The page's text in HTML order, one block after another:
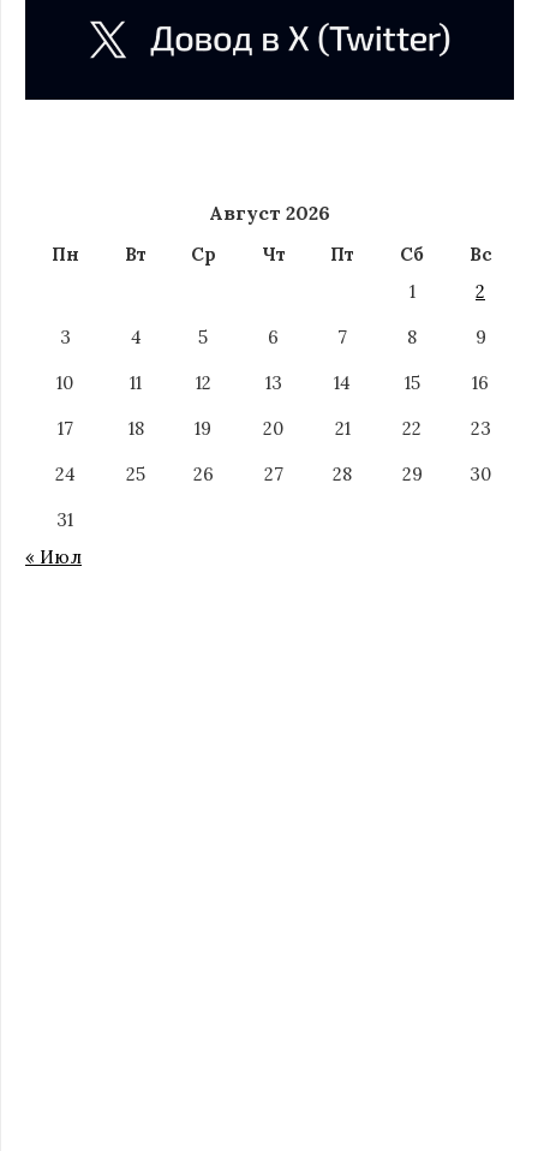
Август 2026
Пн Вт Ср Чт Пт Сб
Вс
1
2
3
4 5 6 7 8
9
10
11 12 13 14 15
16
17
18 19 20 21 22
23
24
25 26 27 28 29
30
31
« Июл